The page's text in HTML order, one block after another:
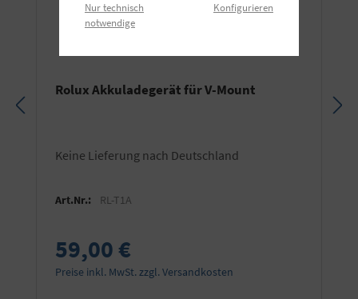
Rolux Akkuladegerät für V-Mount
keine Lieferung nach Deutschland
Art.Nr.: RL-T1A
59,00 €
Preise inkl. MwSt. zzgl. Versandkosten
Nur technisch
notwendige
Konfigurieren